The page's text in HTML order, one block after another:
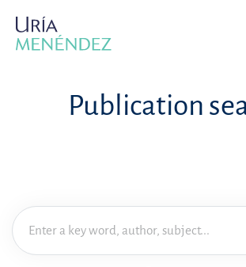
Publication
Filter results
Practice area